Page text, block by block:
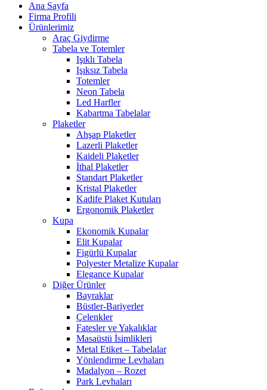
Ana Sayfa
Firma Profili
Ürünlerimiz
Araç Giydirme
Tabela ve Totemler
Işıklı Tabela
Işıksız Tabela
Totemler
Neon Tabela
Led Harfler
Kabartma Tabelalar
Plaketler
Ahşap Plaketler
Lazerli Plaketler
Kaideli Plaketler
İthal Plaketler
Standart Plaketler
Kristal Plaketler
Kadife Plaket Kutuları
Ergonomik Plaketler
Kupa
Ekonomik Kupalar
Elit Kupalar
Figürlü Kupalar
Polyester Metalize Kupalar
Elegance Kupalar
Diğer Ürünler
Bayraklar
Büstler-Bariyerler
Çelenkler
Fatesler ve Yakalıklar
Masaüstü İsimlikleri
Metal Etiket – Tabelalar
Yönlendirme Levhaları
Madalyon – Rozet
Park Levhaları